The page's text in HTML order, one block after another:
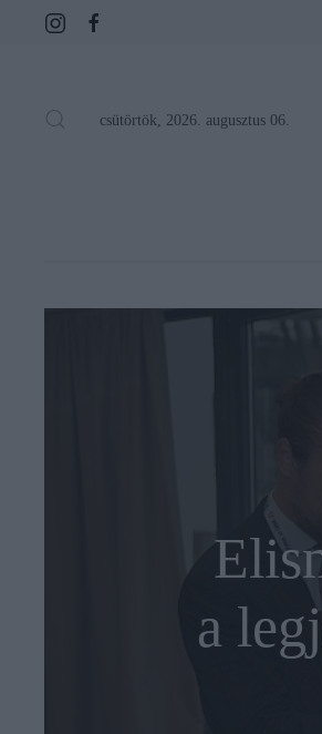
csütörtök, 2026. augusztus 06.
a